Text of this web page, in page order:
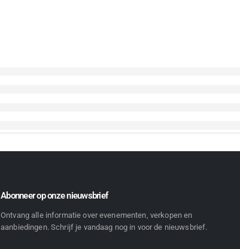
Abonneer op onze nieuwsbrief
Ontvang alle informatie over evenementen, verkopen en
aanbiedingen. Schrijf je vandaag nog in voor de nieuwsbrief.